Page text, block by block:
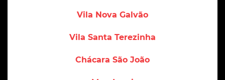
Vila Nova Galvão
Vila Santa Terezinha
Chácara São João